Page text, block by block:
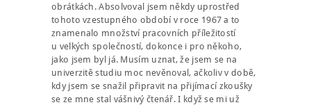
obrátkách. Absolvoval jsem někdy uprostřed
tohoto vzestupného období v roce 1967 a to
znamenalo množství pracovních příležitostí
u velkých společností, dokonce i pro někoho,
jako jsem byl já. Musím uznat, že jsem se na
univerzitě studiu moc nevěnoval, ačkoliv v době,
kdy jsem se snažil připravit na přijímací zkoušky
se ze mne stal vášnivý čtenář. I když se mi už